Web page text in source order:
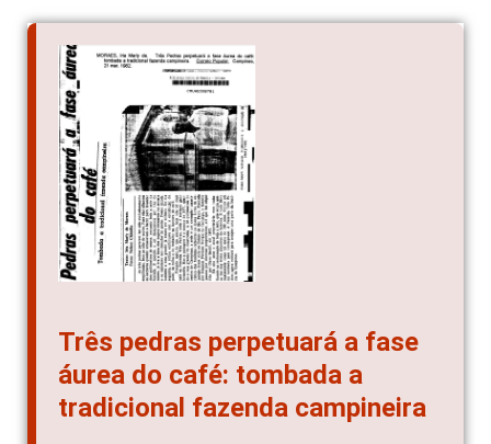
Três pedras perpetuará a fase
áurea do café: tombada a
tradicional fazenda campineira